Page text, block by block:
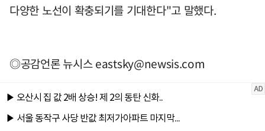
다양한 노선이 확충되기를 기대한다"고 말했다.
◎공감언론 뉴시스eastsky@newsis.com